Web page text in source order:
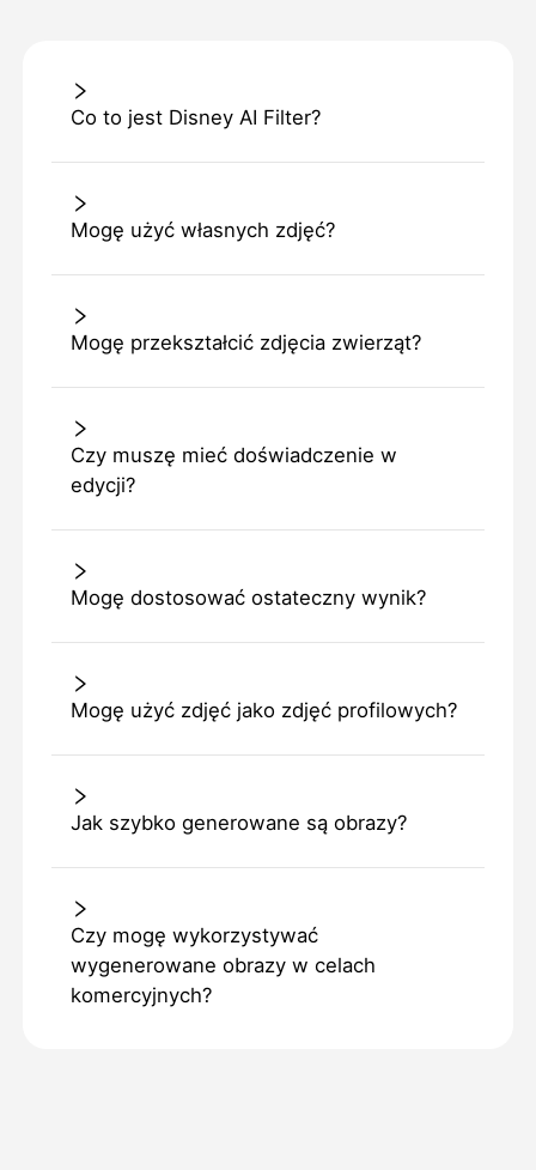
Co to jest Disney AI Filter?
Mogę użyć własnych zdjęć?
Mogę przekształcić zdjęcia zwierząt?
Czy muszę mieć doświadczenie w
edycji?
Mogę dostosować ostateczny wynik?
Mogę użyć zdjęć jako zdjęć profilowych?
Jak szybko generowane są obrazy?
Czy mogę wykorzystywać
wygenerowane obrazy w celach
komercyjnych?